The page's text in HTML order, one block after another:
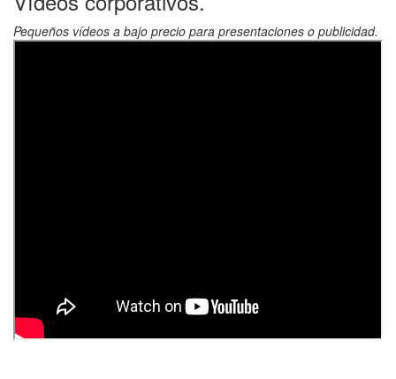
Pequeños vídeos a bajo precio para presentaciones o publicidad.